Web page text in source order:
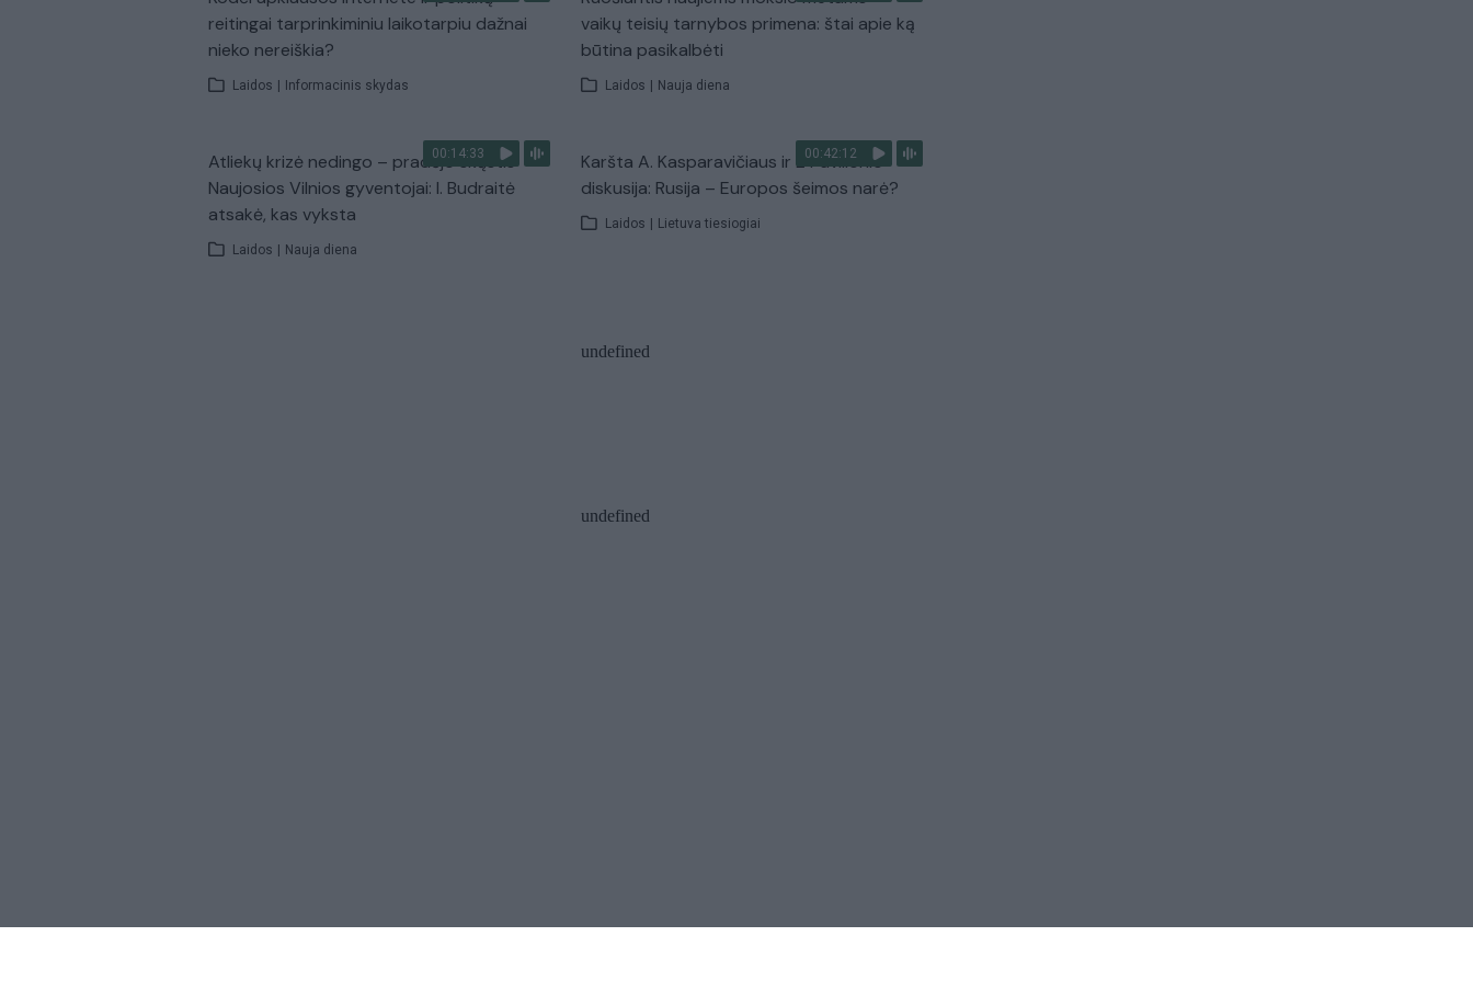
reitingai tarprinkiminiu laikotarpiu dažnai
nieko nereiškia?
Laidos | Informacinis skydas
vaikų teisių tarnybos primena: štai apie ką
būtina pasikalbėti
Laidos | Nauja diena
00:14:33
Atliekų krizė nedingo – pradėjo skųstis
Naujosios Vilnios gyventojai: I. Budraitė
atsakė, kas vyksta
Laidos | Nauja diena
00:42:12
Karšta A. Kasparavičiaus ir Ž Pavilionio
diskusija: Rusija – Europos šeimos narė?
Laidos | Lietuva tiesiogiai